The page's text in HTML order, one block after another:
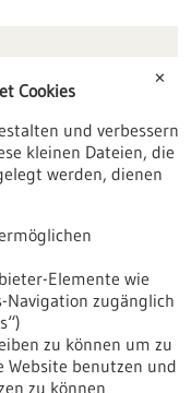
✕
Cookies
und verbessern
kleinen Dateien, die
werden, dienen
Elemente wie
Navigation zugänglich
zu können um zu
Website benutzen und
zu können